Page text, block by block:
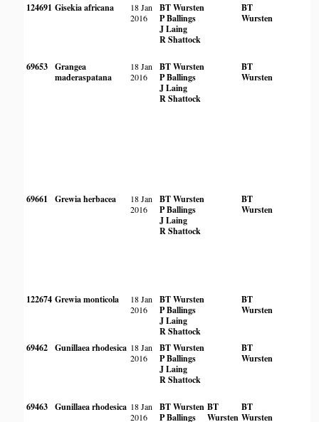
124691 Gisekia africana
18 Jan
2016
BT Wursten
P Ballings
J Laing
R Shattock
BT
Wursten
69653 Grangea
maderaspatana
18 Jan
2016
BT Wursten
P Ballings
J Laing
R Shattock
BT
Wursten
69661 Grewia herbacea
18 Jan
2016
BT Wursten
P Ballings
J Laing
R Shattock
BT
Wursten
122674 Grewia monticola
18 Jan
2016
BT Wursten
P Ballings
J Laing
R Shattock
BT
Wursten
69462 Gunillaea rhodesica 18 Jan
2016
BT Wursten
P Ballings
J Laing
R Shattock
BT
Wursten
69463 Gunillaea rhodesica 18 Jan
2016
BT Wursten
P Ballings
BT
Wursten
BT
Wursten